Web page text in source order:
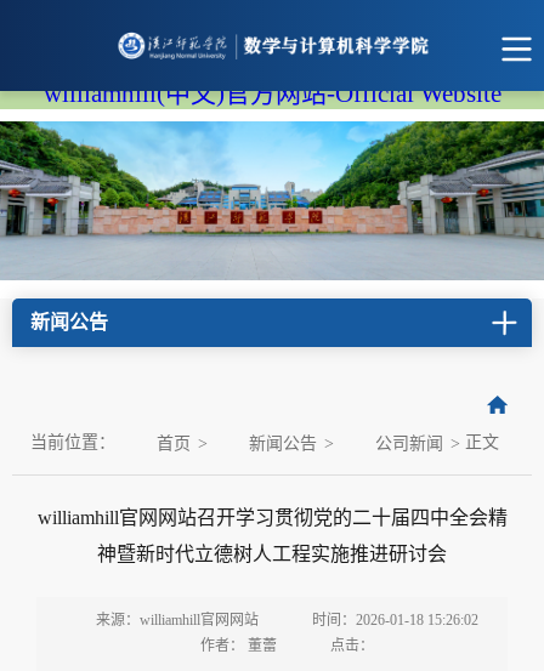
williamhill(中文)官方网站-Official Website
新闻公告
当前位置： 首页 > 新闻公告 > 公司新闻 > 正文
williamhill官网网站召开学习贯彻党的二十届四中全会精
神暨新时代立德树人工程实施推进研讨会
来源：williamhill官网网站
时间：2026-01-18 15:26:02
作者： 董蕾
点击：